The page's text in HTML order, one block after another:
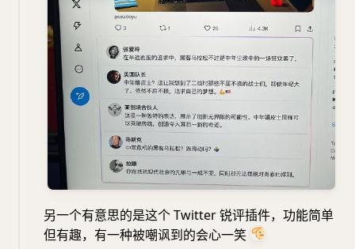
另一个有意思的是这个 Twitter 锐评插件，功能简单
但有趣，有一种被嘲讽到的会心一笑